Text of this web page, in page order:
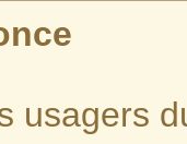
usagers